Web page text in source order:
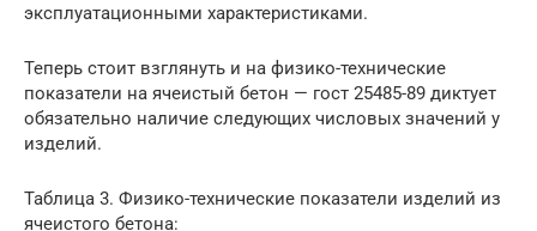
эксплуатационными характеристиками.
Теперь стоит взглянуть и на физико-технические
показатели на ячеистый бетон — гост 25485-89 диктует
обязательно наличие следующих числовых значений у
изделий.
Таблица 3. Физико-технические показатели изделий из
ячеистого бетона: